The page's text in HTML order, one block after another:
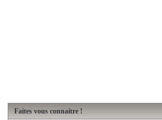
Faites vous connaitre !